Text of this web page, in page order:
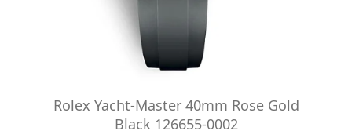
Rolex Yacht-Master 40mm Rose Gold
Black 126655-0002